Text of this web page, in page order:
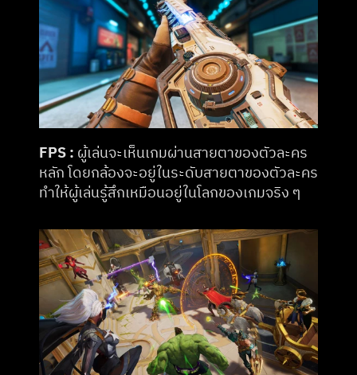
FPS : ผู้เล่นจะเห็นเกมผ่านสายตาของตัวละคร
หลัก โดยกล้องจะอยู่ในระดับสายตาของตัวละคร
ทำให้ผู้เล่นรู้สึกเหมือนอยู่ในโลกของเกมจริง ๆ​